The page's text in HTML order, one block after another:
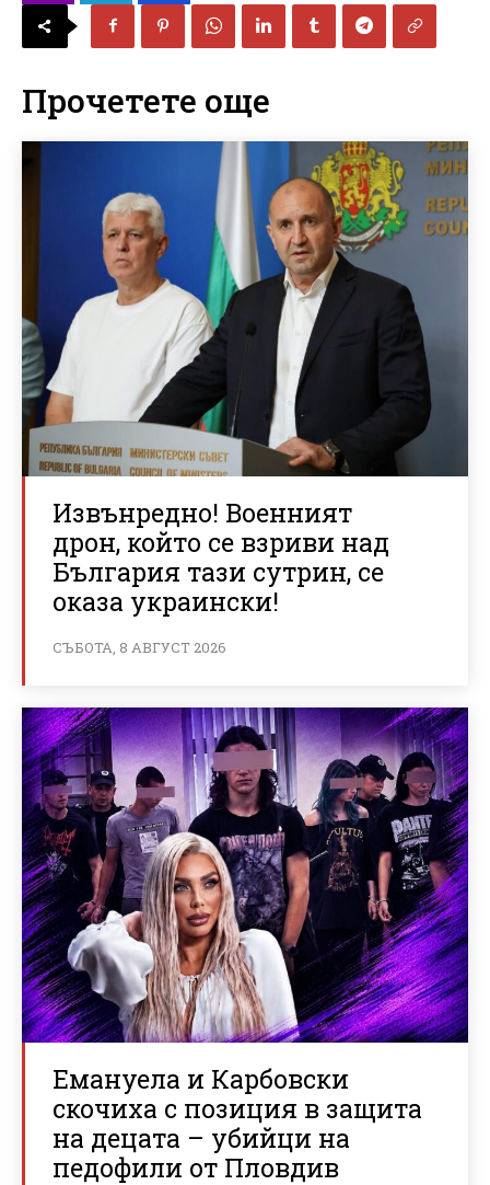
Прочетете още
Извънредно! Военният
дрон, който се взриви над
България тази сутрин, се
оказа украински!
СЪБОТА, 8 АВГУСТ 2026
Емануела и Карбовски
скочиха с позиция в защита
на децата – убийци на
педофили от Пловдив